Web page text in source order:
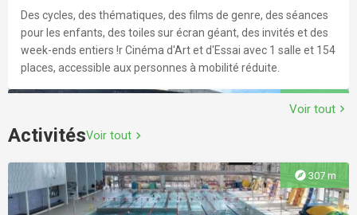
Des cycles, des thématiques, des films de genre, des séances
pour les enfants, des toiles sur écran géant, des invités et des
week-ends entiers !r Cinéma d'Art et d'Essai avec 1 salle et 154
places, accessible aux personnes à mobilité réduite.
explore
Voir tout chevron_right
ActivitésVoir tout chevron_right
explore 307 m